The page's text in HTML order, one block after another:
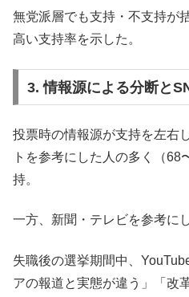
無党派層でも支持・不支持が
高い支持率を示した。
3. 情報源による分断と
投票時の情報源が支持を左右
トを参考にした人の多く（68
持。
一方、新聞・テレビを参考に
失職後の選挙期間中、
アの報道と実態が違う」「改